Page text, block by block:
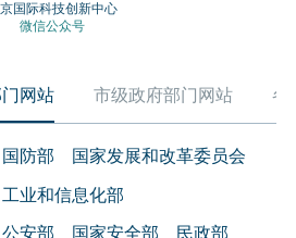
国际科技创新中心
微信公众号
网站 市级政府部门网站 各
国防部 国家发展和改革委员会
工业和信息化部
公安部 国家安全部 民政部